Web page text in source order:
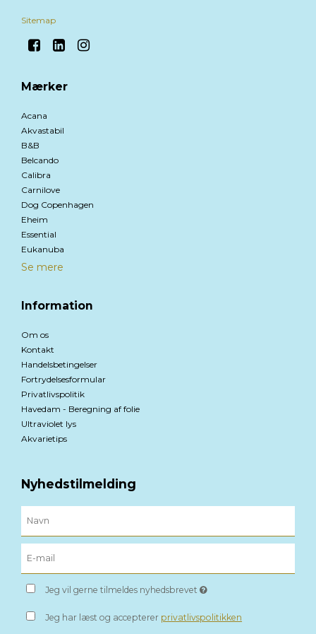
Sitemap
Mærker
Acana
Akvastabil
B&B
Belcando
Calibra
Carnilove
Dog Copenhagen
Eheim
Essential
Eukanuba
Se mere
Information
Om os
Kontakt
Handelsbetingelser
Fortrydelsesformular
Privatlivspolitik
Havedam - Beregning af folie
Ultraviolet lys
Akvarietips
Nyhedstilmelding
Jeg vil gerne tilmeldes nyhedsbrevet
Jeg har læst og accepterer privatlivspolitikken